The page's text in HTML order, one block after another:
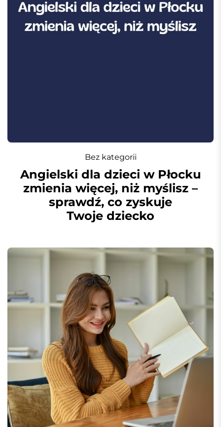
Bez kategorii
Angielski dla dzieci w Płocku
zmienia więcej, niż myślisz –
sprawdź, co zyskuje
Twoje dziecko